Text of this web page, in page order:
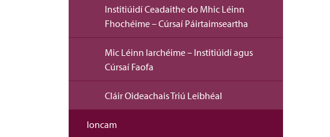
Institiúidí Ceadaithe do Mhic Léinn
Fhochéime – Cúrsaí Páirtaimseartha
Mic Léinn Iarchéime – Institiúidí agus
Cúrsaí Faofa
Cláir Oideachais Triú Leibhéal
Ioncam